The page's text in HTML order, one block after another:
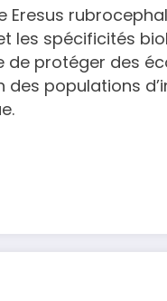
Eresus
les spécificités
de protéger des
populations